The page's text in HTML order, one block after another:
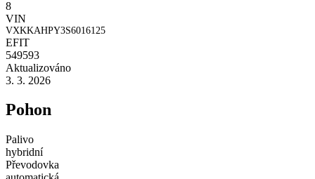
8
VIN
VXKKAHPY3S6016125
EFIT
549593
Aktualizováno
3. 3. 2026
Pohon
Palivo
hybridní
Převodovka